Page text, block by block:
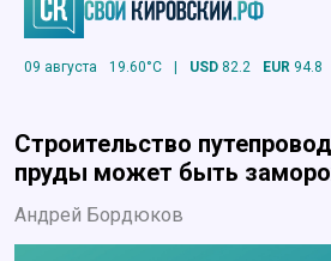
09 августа 19.60°C | USD 82.2 EUR 94.8
Строительство
пруды может быть
Андрей Бордюков